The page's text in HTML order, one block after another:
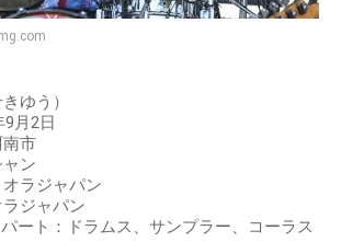
ゆう）
月2日
市
ン
ラジャパン
ジャパン
ート：ドラムス、サンプラー、コーラス